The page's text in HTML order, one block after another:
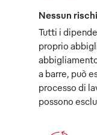
Nessun
Tutti i
proprio
a barre, può
processo di
possono